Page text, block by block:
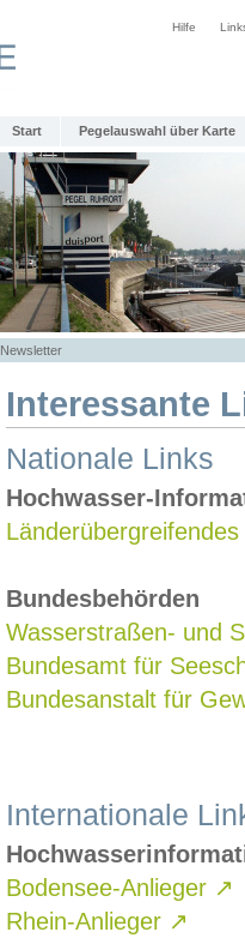
Hilfe
Start Pegelauswahl über Karte
Newsletter
Interessante
Nationale Links
Hochwasser-
Bundesbehörden
Wasserstraßen- und
Bundesamt für
Bundesanstalt für
Internationale
Bodensee-Anlieger ↗
Rhein-Anlieger ↗